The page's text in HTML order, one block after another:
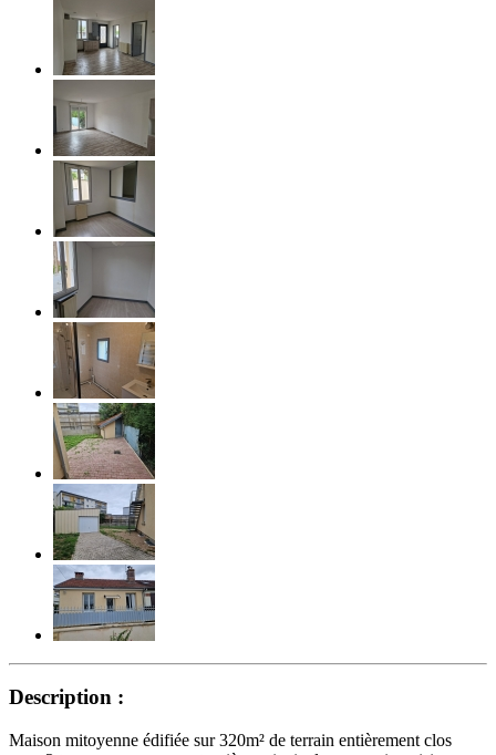
Description :
Maison mitoyenne édifiée sur 320m² de terrain entièrement clos